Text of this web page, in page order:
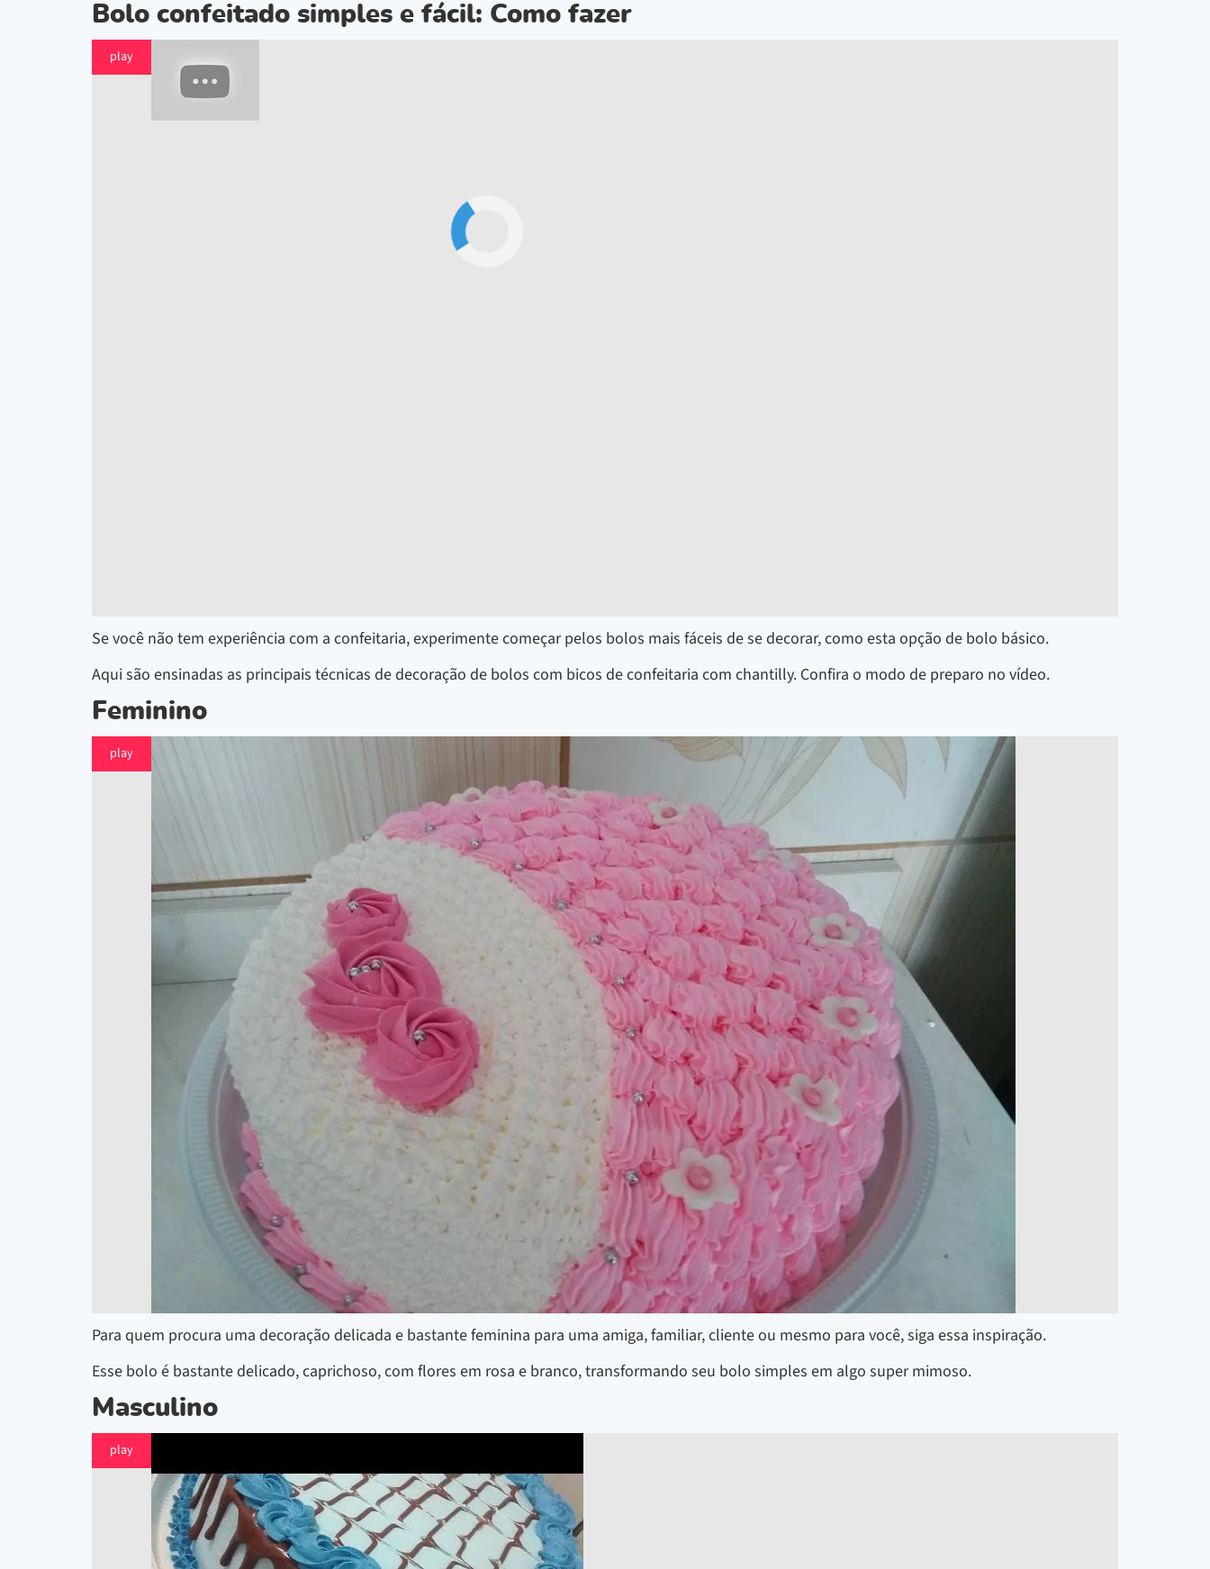
Bolo confeitado simples e fácil: Como fazer
play
Se você não tem experiência com a confeitaria, experimente começar pelos bolos mais fáceis de se decorar, como esta opção de bolo básico.
Aqui são ensinadas as principais técnicas de decoração de bolos com bicos de confeitaria com chantilly. Confira o modo de preparo no vídeo.
Feminino
play
Para quem procura uma decoração delicada e bastante feminina para uma amiga, familiar, cliente ou mesmo para você, siga essa inspiração.
Esse bolo é bastante delicado, caprichoso, com flores em rosa e branco, transformando seu bolo simples em algo super mimoso.
Masculino
play